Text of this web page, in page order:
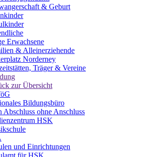
& Geburt
Erwachsene
& Alleinerziehende
Norderney
Träger & Vereine
zur Übersicht
Bildungsbüro
Abschluss ohne Anschluss
HSK
und Einrichtungen
für HSK